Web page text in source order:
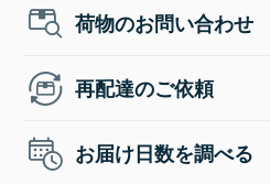
荷物のお問い合わせ
再配達のご依頼
お届け日数を調べる